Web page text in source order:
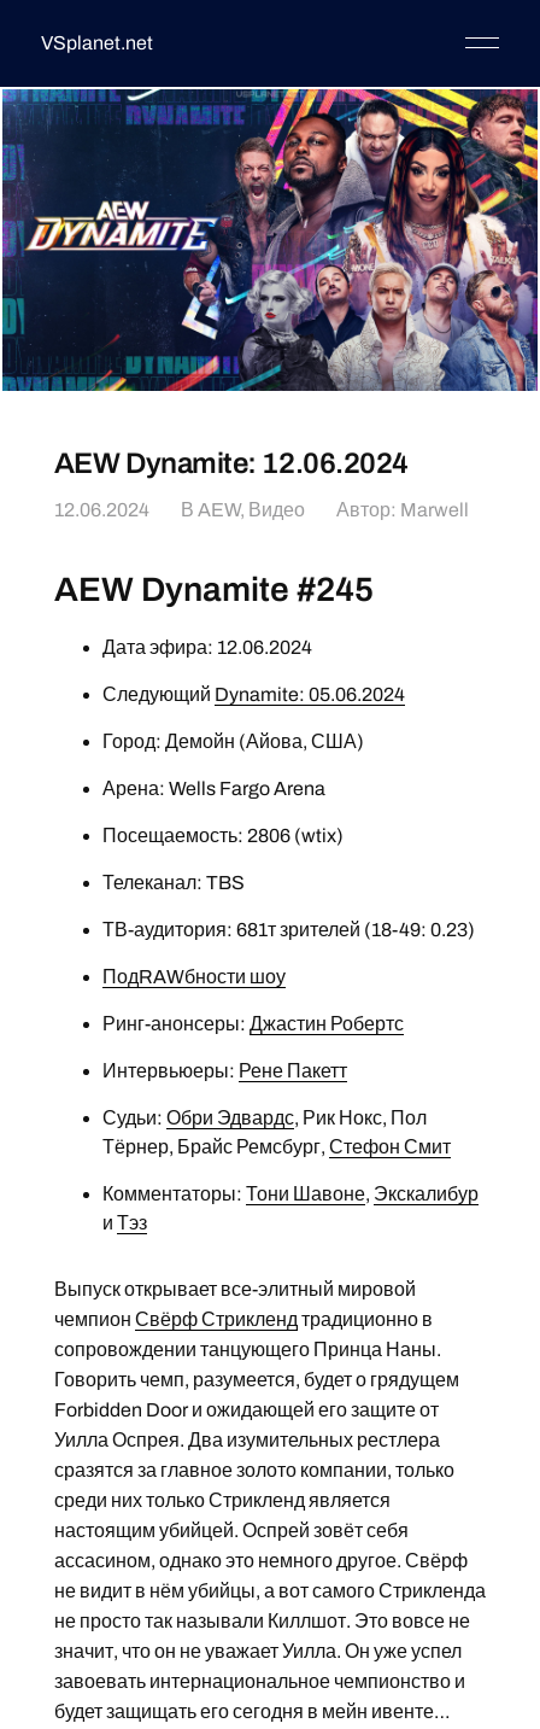
VSplanet.net
AEW Dynamite: 12.06.2024
12.06.2024 В AEW, Видео Автор: Marwell
AEW Dynamite #245
Дата эфира: 12.06.2024
Следующий Dynamite: 05.06.2024
Город: Демойн (Айова, США)
Арена: Wells Fargo Arena
Посещаемость: 2806 (wtix)
Телеканал: TBS
ТВ-аудитория: 681т зрителей (18-49: 0.23)
ПодRAWбности шоу
Ринг-анонсеры: Джастин Робертс
Интервьюеры: Рене Пакетт
Судьи: Обри Эдвардс, Рик Нокс, Пол
Тёрнер, Брайс Ремсбург, Стефон Смит
Комментаторы: Тони Шавоне, Экскалибур
и Тэз
Выпуск открывает все-элитный мировой
чемпион Свёрф Стрикленд традиционно в
сопровождении танцующего Принца Наны.
Говорить чемп, разумеется, будет о грядущем
Forbidden Door и ожидающей его защите от
Уилла Оспрея. Два изумительных рестлера
сразятся за главное золото компании, только
среди них только Стрикленд является
настоящим убийцей. Оспрей зовёт себя
ассасином, однако это немного другое. Свёрф
не видит в нём убийцы, а вот самого Стрикленда
не просто так называли Киллшот. Это вовсе не
значит, что он не уважает Уилла. Он уже успел
завоевать интернациональное чемпионство и
будет защищать его сегодня в мейн ивенте…